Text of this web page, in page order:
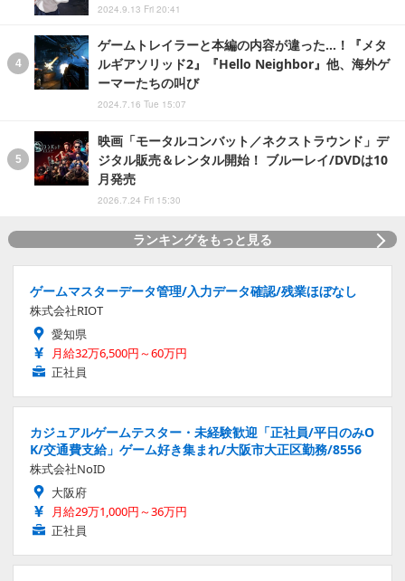
2024.9.13 Fri 20:41
ゲームトレイラーと本編の内容が違った…！『メタ
ルギアソリッド2』『Hello Neighbor』他、海外ゲ
ーマーたちの叫び
2024.7.16 Tue 15:07
映画「モータルコンバット／ネクストラウンド」デ
ジタル販売＆レンタル開始！ ブルーレイ/DVDは10
月発売
2026.7.24 Fri 15:30
ランキングをもっと見る
ゲームマスターデータ管理/入力データ確認/残業ほぼなし
株式会社RIOT
愛知県
月給32万6,500円～60万円
正社員
カジュアルゲームテスター・未経験歓迎「正社員/平日のみO
K/交通費支給」ゲーム好き集まれ/大阪市大正区勤務/8556
株式会社NoID
大阪府
月給29万1,000円～36万円
正社員